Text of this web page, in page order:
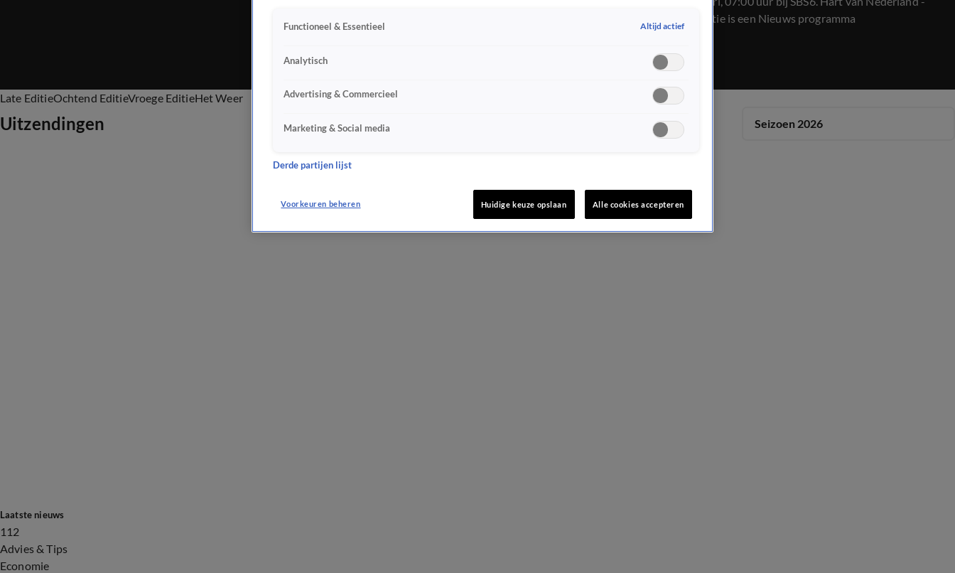
Ochtend Editie is een Nieuws programma
Late EditieOchtend EditieVroege EditieHet Weer
Uitzendingen Seizoen 2026
Laatste nieuws
112
Advies & Tips
Economie
Functioneel & Essentieel Altijd actief
Analytisch
Advertising & Commercieel
Marketing & Social media
Derde partijen lijst
Voorkeuren beheren Huidige keuze opslaan Alle cookies accepteren